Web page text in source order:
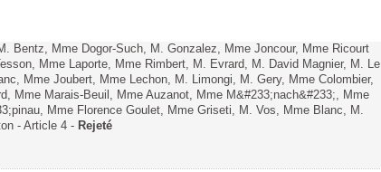
Bentz, Mme Dogor-Such, M. Gonzalez, Mme Joncour, Mme Ricourt
Mme Laporte, Mme Rimbert, M. Evrard, M. David Magnier, M. Le
Mme Joubert, Mme Lechon, M. Limongi, M. Gery, Mme Colombier,
Mme Marais-Beuil, Mme Auzanot, Mme M&#233;nach&#233;, Mme
Mme Florence Goulet, Mme Griseti, M. Vos, Mme Blanc, M.
- Article 4 - Rejeté